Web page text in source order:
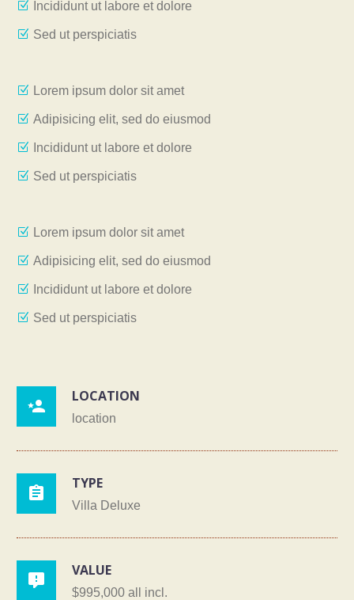
Incididunt ut labore et dolore
Sed ut perspiciatis
Lorem ipsum dolor sit amet
Adipisicing elit, sed do eiusmod
Incididunt ut labore et dolore
Sed ut perspiciatis
Lorem ipsum dolor sit amet
Adipisicing elit, sed do eiusmod
Incididunt ut labore et dolore
Sed ut perspiciatis

LOCATION
location

TYPE
Villa Deluxe

VALUE
$995,000 all incl.